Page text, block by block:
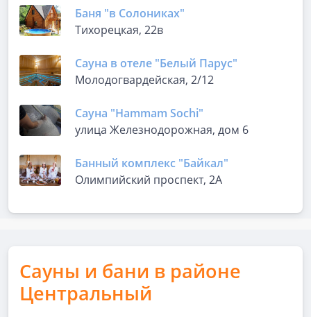
Баня "в Солониках"
Тихорецкая, 22в
Сауна в отеле "Белый Парус"
Молодогвардейская, 2/12
Сауна "Hammam Sochi"
улица Железнодорожная, дом 6
Банный комплекс "Байкал"
Олимпийский проспект, 2А
Сауны и бани в районе
Центральный